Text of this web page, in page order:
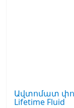
Ավտոմատ
Lifetime Fluid